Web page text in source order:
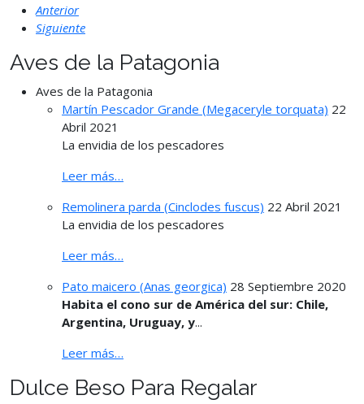
Anterior
Siguiente
Aves de la Patagonia
Aves de la Patagonia
Martín Pescador Grande (Megaceryle torquata) 22
Abril 2021
La envidia de los pescadores
Leer más…
Remolinera parda (Cinclodes fuscus) 22 Abril 2021
La envidia de los pescadores
Leer más…
Pato maicero (Anas georgica) 28 Septiembre 2020
Habita el cono sur de América del sur: Chile,
Argentina, Uruguay, y...
Leer más…
Dulce Beso Para Regalar